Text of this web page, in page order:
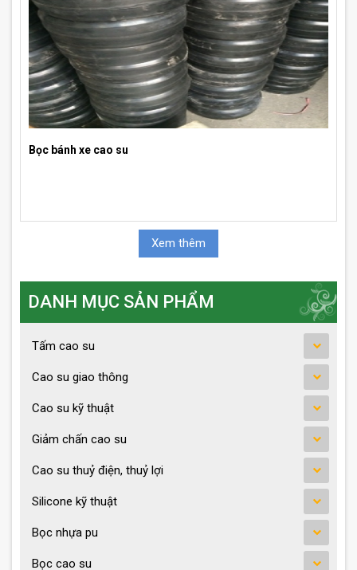
Bọc bánh xe cao su
Xem thêm
DANH MỤC SẢN PHẨM
Tấm cao su
Cao su giao thông
Cao su kỹ thuật
Giảm chấn cao su
Cao su thuỷ điện, thuỷ lợi
Silicone kỹ thuật
Bọc nhựa pu
Bọc cao su